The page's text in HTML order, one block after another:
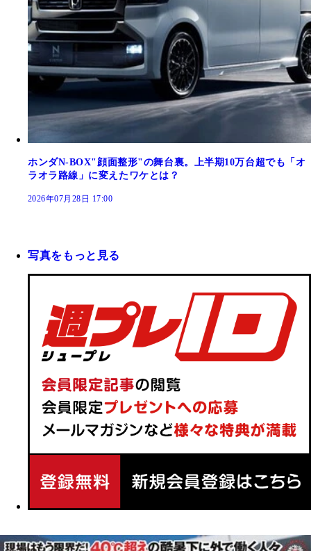
ホンダN-BOX"顔面整形"の舞台裏。上半期10万台超でも「オ
ラオラ路線」に変えたワケとは？
2026年07月28日 17:00
写真をもっと見る